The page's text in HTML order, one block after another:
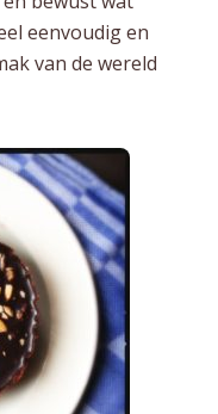
eenvoudig en
van de wereld